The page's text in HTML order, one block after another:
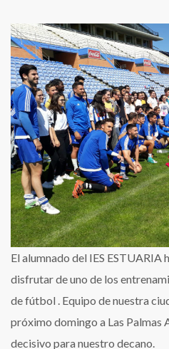
un
del
de
Huelva
en
el
Nuevo
Estadio
El alumnado del IES ESTUARIA
disfrutar de uno de los
de fútbol . Equipo de nuestra
próximo domingo a Las Palmas
decisivo para nuestro decano.